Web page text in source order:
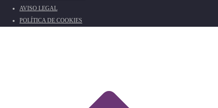
AVISO LEGAL
POLÍTICA DE COOKIES